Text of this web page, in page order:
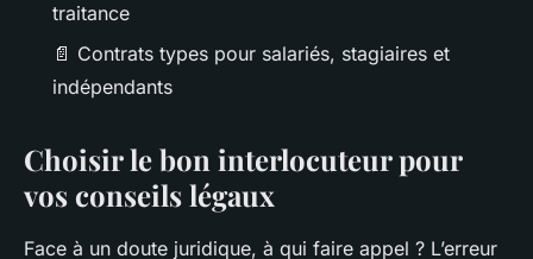
traitance
📄 Contrats types pour salariés, stagiaires et
indépendants
Choisir le bon interlocuteur pour
vos conseils légaux
Face à un doute juridique, à qui faire appel ? L’erreur